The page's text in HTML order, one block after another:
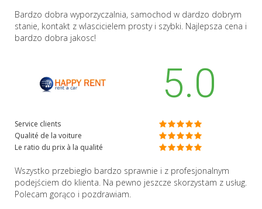
Bardzo dobra wyporzyczalnia, samochod w dardzo dobrym
stanie, kontakt z wlascicielem prosty i szybki. Najlepsza cena i
bardzo dobra jakosc!
5.0
Service clients
Qualité de la voiture
Le ratio du prix à la qualité
Wszystko przebiegło bardzo sprawnie i z profesjonalnym
podejściem do klienta. Na pewno jeszcze skorzystam z usług.
Polecam gorąco i pozdrawiam.